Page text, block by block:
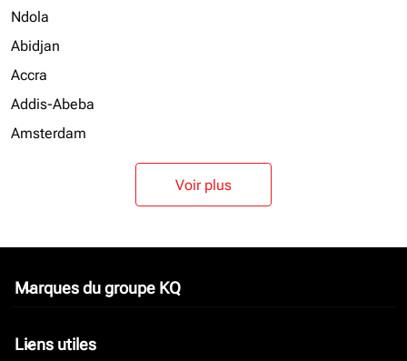
Ndola
Abidjan
Accra
Addis-Abeba
Amsterdam
Voir plus
Marques du groupe KQ
keyboard_arrow_down
Liens utiles
keyboard_arrow_down